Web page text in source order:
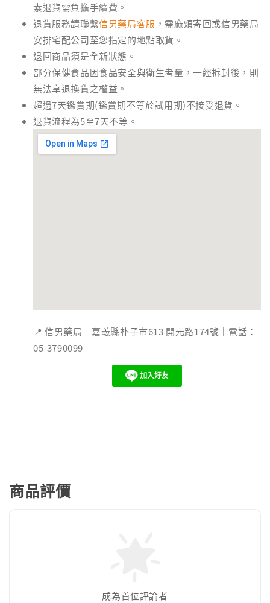
素退貨需負擔手續費。
退貨服務請聯繫信男藥局客服 ，需麻煩寄回或信男藥局
安排宅配公司至您指定的地點取貨。
退回商品須是全新狀態。
部分保健食品因食品安全與衛生考量，一經拆封後，則
無法享退換貨之權益。
超過7天鑑賞期(鑑賞期不等於試用期)不接受退貨。
退貨流程為5至7天不等。
📍 信男藥局｜嘉義縣朴子市613 開元路174號｜電話：
05-3790099
商品評價
成為首位評論者